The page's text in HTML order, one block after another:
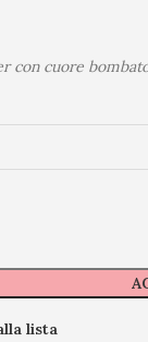
con cuore
lista